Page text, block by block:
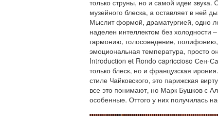
только струны, но и самой идеи
музейного блеска, а оставляет в ней
Мыслит формой, драматургией, одно
наделен интеллектом без холодности
гармонию, голосоведение, полифонию,
эмоциональная температура, просто
Introduction et Rondo capriccioso Сен-
только блеск, но и французская
стиле Чайковского, это парижская
все это понимают, но Марк Бушков с
особенные. Оттого у них получилась